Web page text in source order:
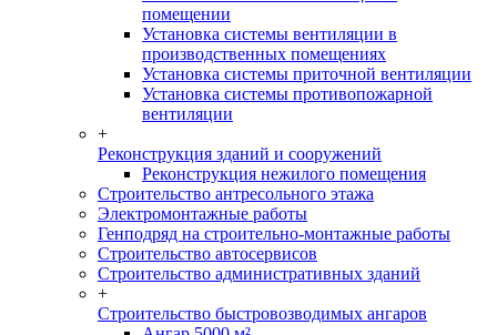
помещении
Установка системы вентиляции в
производственных помещениях
Установка системы приточной вентиляции
Установка системы противопожарной
вентиляции
+
Реконструкция зданий и сооружений
Реконструкция нежилого помещения
Строительство антресольного этажа
Электромонтажные работы
Генподряд на строительно-монтажные работы
Строительство автосервисов
Строительство административных зданий
+
Строительство быстровозводимых ангаров